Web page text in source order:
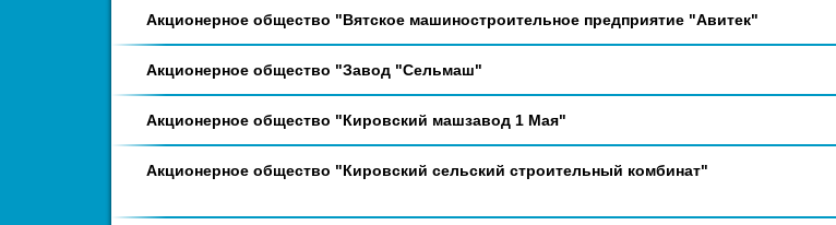
Акционерное общество "Вятское машиностроительное предприятие "Авитек"
Акционерное общество "Завод "Сельмаш"
Акционерное общество "Кировский машзавод 1 Мая"
Акционерное общество "Кировский сельский строительный комбинат"